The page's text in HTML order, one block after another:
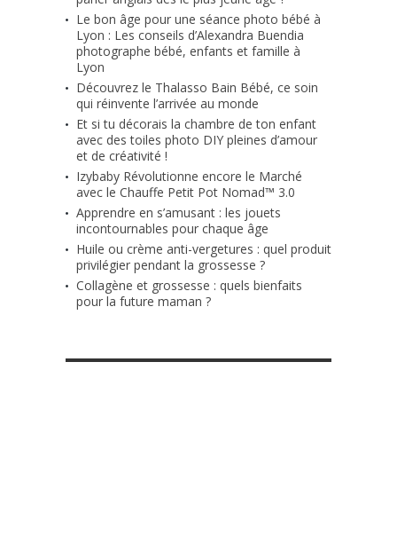
Le bon âge pour une séance photo bébé à
Lyon : Les conseils d’Alexandra Buendia
photographe bébé, enfants et famille à
Lyon
Découvrez le Thalasso Bain Bébé, ce soin
qui réinvente l’arrivée au monde
Et si tu décorais la chambre de ton enfant
avec des toiles photo DIY pleines d’amour
et de créativité !
Izybaby Révolutionne encore le Marché
avec le Chauffe Petit Pot Nomad™ 3.0
Apprendre en s’amusant : les jouets
incontournables pour chaque âge
Huile ou crème anti-vergetures : quel produit
privilégier pendant la grossesse ?
Collagène et grossesse : quels bienfaits
pour la future maman ?